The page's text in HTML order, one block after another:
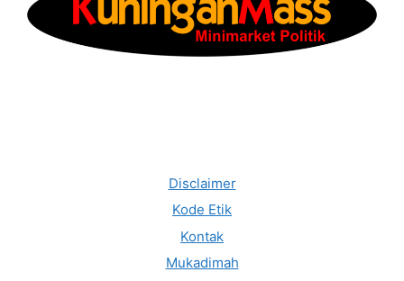
Disclaimer
Kode Etik
Kontak
Mukadimah